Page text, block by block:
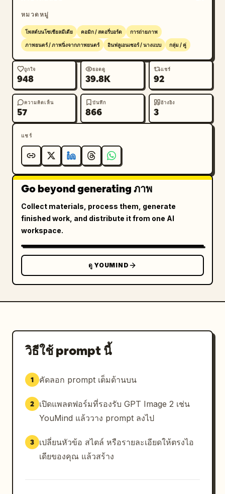
หมวดหมู่
โพสต์บนโซเชียลมีเดีย คอมิก / สตอรี่บอร์ด การถ่ายภาพ
ภาพยนตร์ / ภาพนิ่งจากภาพยนตร์ อินฟลูเอนเซอร์ / นางแบบ กลุ่ม / คู่
ถูกใจ
948
ยอดดู
39.8K
แชร์
92
ความคิดเห็น
57
บันทึก
866
อ้างอิง
3
แชร์
Go beyond generating ภาพ
Collect materials, process them, generate
finished work, and distribute it from one AI
workspace.
ดู YOUMIND
วิธีใช้ prompt นี้
1 คัดลอก prompt เต็มด้านบน
2
เปิดแพลตฟอร์มที่รองรับ GPT Image 2 เช่น
YouMind แล้ววาง prompt ลงไป
3
เปลี่ยนหัวข้อ สไตล์ หรือรายละเอียดให้ตรงไอ
เดียของคุณ แล้วสร้าง